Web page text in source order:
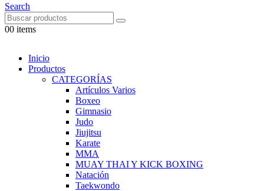
Search
00 items
Inicio
Productos
CATEGORÍAS
Artículos Varios
Boxeo
Gimnasio
Judo
Jiujitsu
Karate
MMA
MUAY THAI Y KICK BOXING
Natación
Taekwondo